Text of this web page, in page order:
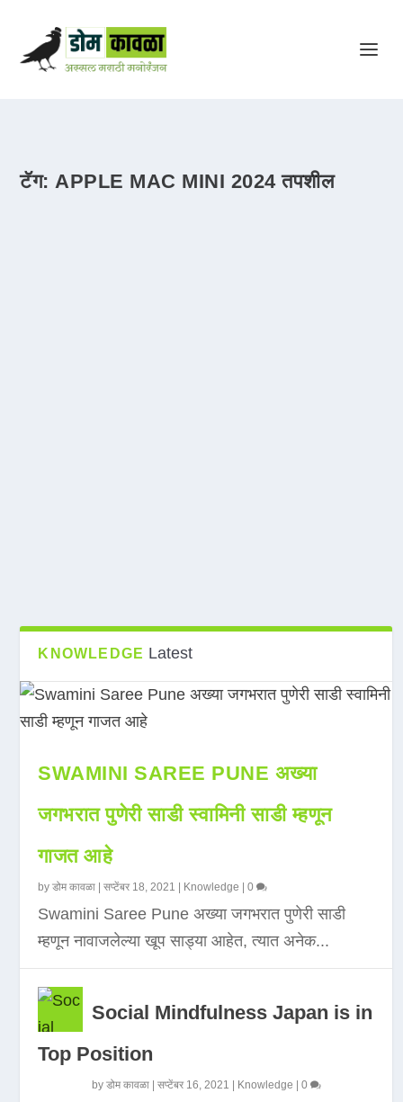
टॅग:APPLE MAC MINI 2024 तपशील
KNOWLEDGE Latest
SWAMINI SAREE PUNE अख्या
जगभरात पुणेरी साडी स्वामिनी साडी म्हणून
गाजत आहे
byडोम कावळा |सप्टेंबर 18, 2021 Knowledge |0
Swamini Saree Pune अख्या जगभरात पुणेरी साडी
म्हणून नावाजलेल्या खूप साड्या आहेत, त्यात अनेक...
Social Mindfulness Japan is in
Top Position
byडोम कावळा |सप्टेंबर 16, 2021 Knowledge |0